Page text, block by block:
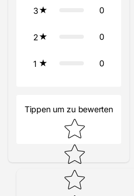
3 0
2 0
1 0
Tippen um zu bewerten